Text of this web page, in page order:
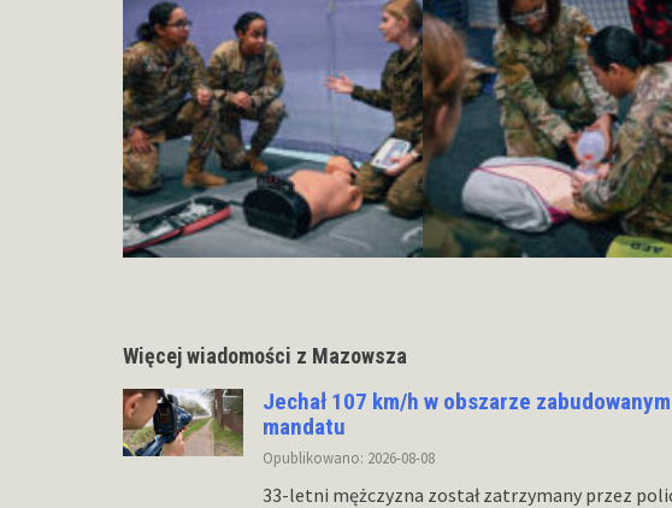
Więcej wiadomości z Mazowsza
Jechał 107 km/h w obszarze
mandatu
Opublikowano: 2026-08-08
33-letni mężczyzna został zatrzymany przez